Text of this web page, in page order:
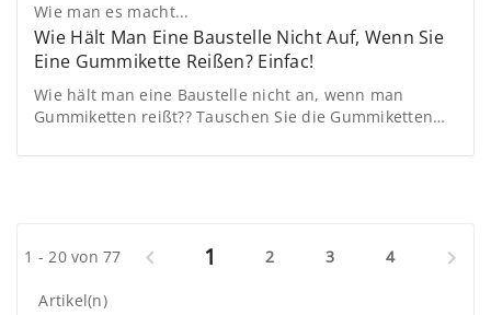
Wie man es macht...
Wie Hält Man Eine Baustelle Nicht Auf, Wenn Sie
Eine Gummikette Reißen? Einfac!
Wie hält man eine Baustelle nicht an, wenn man
Gummiketten reißt?? Tauschen Sie die Gummiketten
abgenutzte, damit Sie sie im Notfall montieren
1 - 20 von 77
Artikel(n)
 1 2 3 4 